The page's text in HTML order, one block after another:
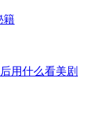
籍
用什么看美剧